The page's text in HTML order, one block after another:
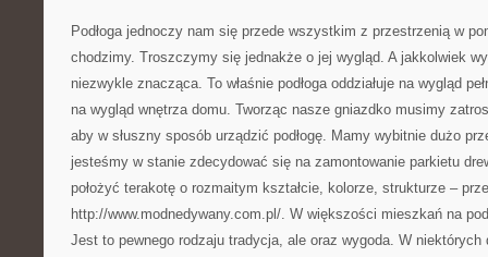
Podłoga jednoczy nam się przede wszystkim z przestrzenią w
chodzimy. Troszczymy się jednakże o jej wygląd. A jakkolwiek
niezwykle znacząca. To właśnie podłoga oddziałuje na wygląd
na wygląd wnętrza domu. Tworząc nasze gniazdko musimy
aby w słuszny sposób urządzić podłogę. Mamy wybitnie dużo
jesteśmy w stanie zdecydować się na zamontowanie parkietu
położyć terakotę o rozmaitym kształcie, kolorze, strukturze –
http://www.modnedywany.com.pl/. W większości mieszkań na
Jest to pewnego rodzaju tradycja, ale oraz wygoda. W niektórych